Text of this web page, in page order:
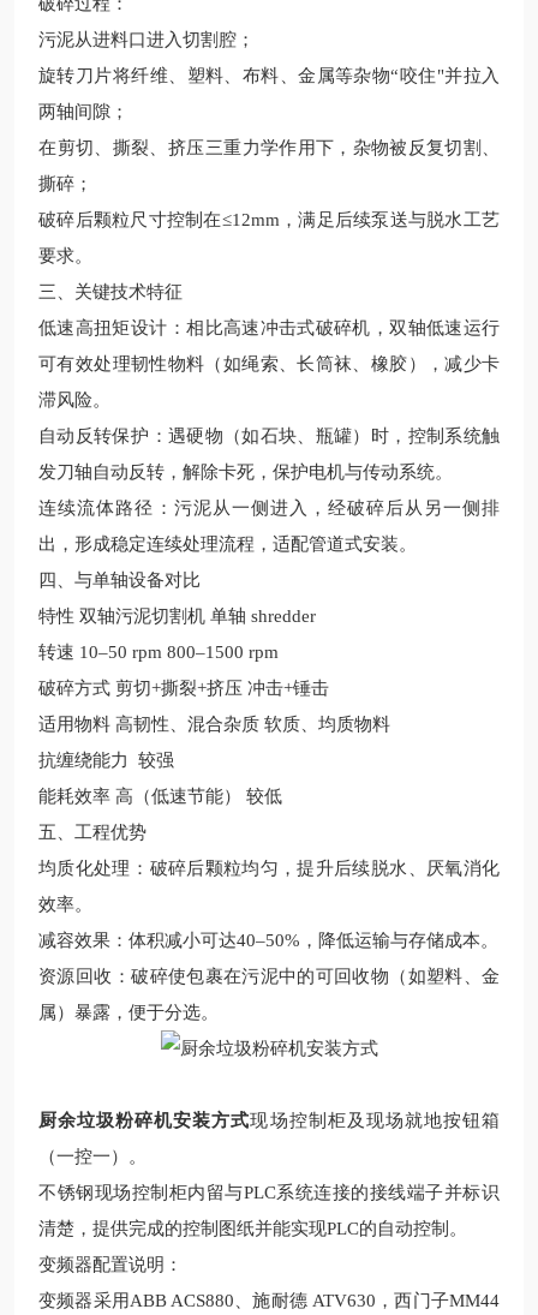
污泥从进料口进入切割腔；
旋转刀片将纤维、塑料、布料、金属等杂物“咬住"并拉入
两轴间隙；
在‌剪切、撕裂、挤压‌三重力学作用下，杂物被反复切割、
撕碎；
破碎后颗粒尺寸控制在≤12mm，满足后续泵送与脱水工艺
要求。
三、关键技术特征
低速高扭矩设计‌：相比高速冲击式破碎机，双轴低速运行
可有效处理韧性物料（如绳索、长筒袜、橡胶），减少卡
滞风险。
自动反转保护‌：遇硬物（如石块、瓶罐）时，控制系统触
发刀轴自动反转，解除卡死，保护电机与传动系统。
连续流体路径‌：污泥从一侧进入，经破碎后从另一侧排
出，形成稳定连续处理流程，适配管道式安装。
四、与单轴设备对比
特性 双轴污泥切割机 单轴 shredder
转速 10–50 rpm 800–1500 rpm
破碎方式 剪切+撕裂+挤压 冲击+锤击
适用物料 高韧性、混合杂质 软质、均质物料
抗缠绕能力
较强
能耗效率 高（低速节能）
较低
五、工程优势
均质化处理‌：破碎后颗粒均匀，提升后续脱水、厌氧消化
效率。
减容效果‌：体积减小可达40–50%，降低运输与存储成本。
资源回收‌：破碎使包裹在污泥中的可回收物（如塑料、金
属）暴露，便于分选。
厨余垃圾粉碎机安装方式现场控制柜及现场就地按钮箱
（一控一）。
不锈钢现场控制柜内留与PLC系统连接的接线端子并标识
清楚，提供完成的控制图纸并能实现PLC的自动控制。
变频器配置说明 ：
变频器采用ABB ACS880 、施耐德 ATV630 ，西门子MM44